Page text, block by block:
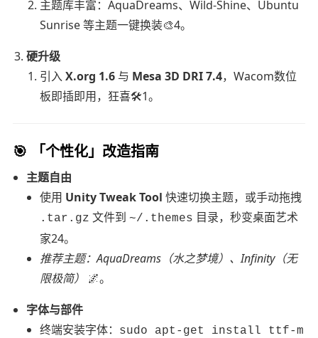
主题库丰富：AquaDreams、Wild-Shine、Ubuntu
Sunrise 等主题一键换装🎨4。
硬升级
引入X.org 1.6 与 Mesa 3D DRI 7.4，Wacom数位
板即插即用，狂喜🛠️1。
🎯 「个性化」改造指南
主题自由
使用 Unity Tweak Tool 快速切换主题，或手动拖拽
.tar.gz 文件到~/.themes 目录，秒变桌面艺术
家24。
推荐主题：AquaDreams（水之梦境）、Infinity（无
限极简）
🌌。
字体与部件
终端安装字体：
sudo apt-get install ttf-m